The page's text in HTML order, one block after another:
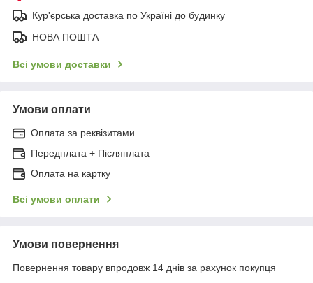
Кур'єрська доставка по Україні до будинку
НОВА ПОШТА
Всі умови доставки
Умови оплати
Оплата за реквізитами
Передплата + Післяплата
Оплата на картку
Всі умови оплати
Умови повернення
Повернення товару впродовж 14 днів за рахунок покупця